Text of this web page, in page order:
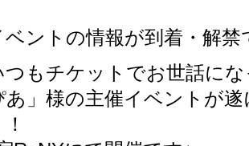
ントの情報が到着・解禁
つもチケットでお世話に
」様の主催イベントが